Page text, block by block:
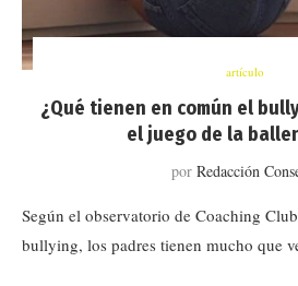
artículo
¿Qué tienen en común el
el juego de la
por Redacción
Según el observatorio de Coaching
bullying, los padres tienen mucho que